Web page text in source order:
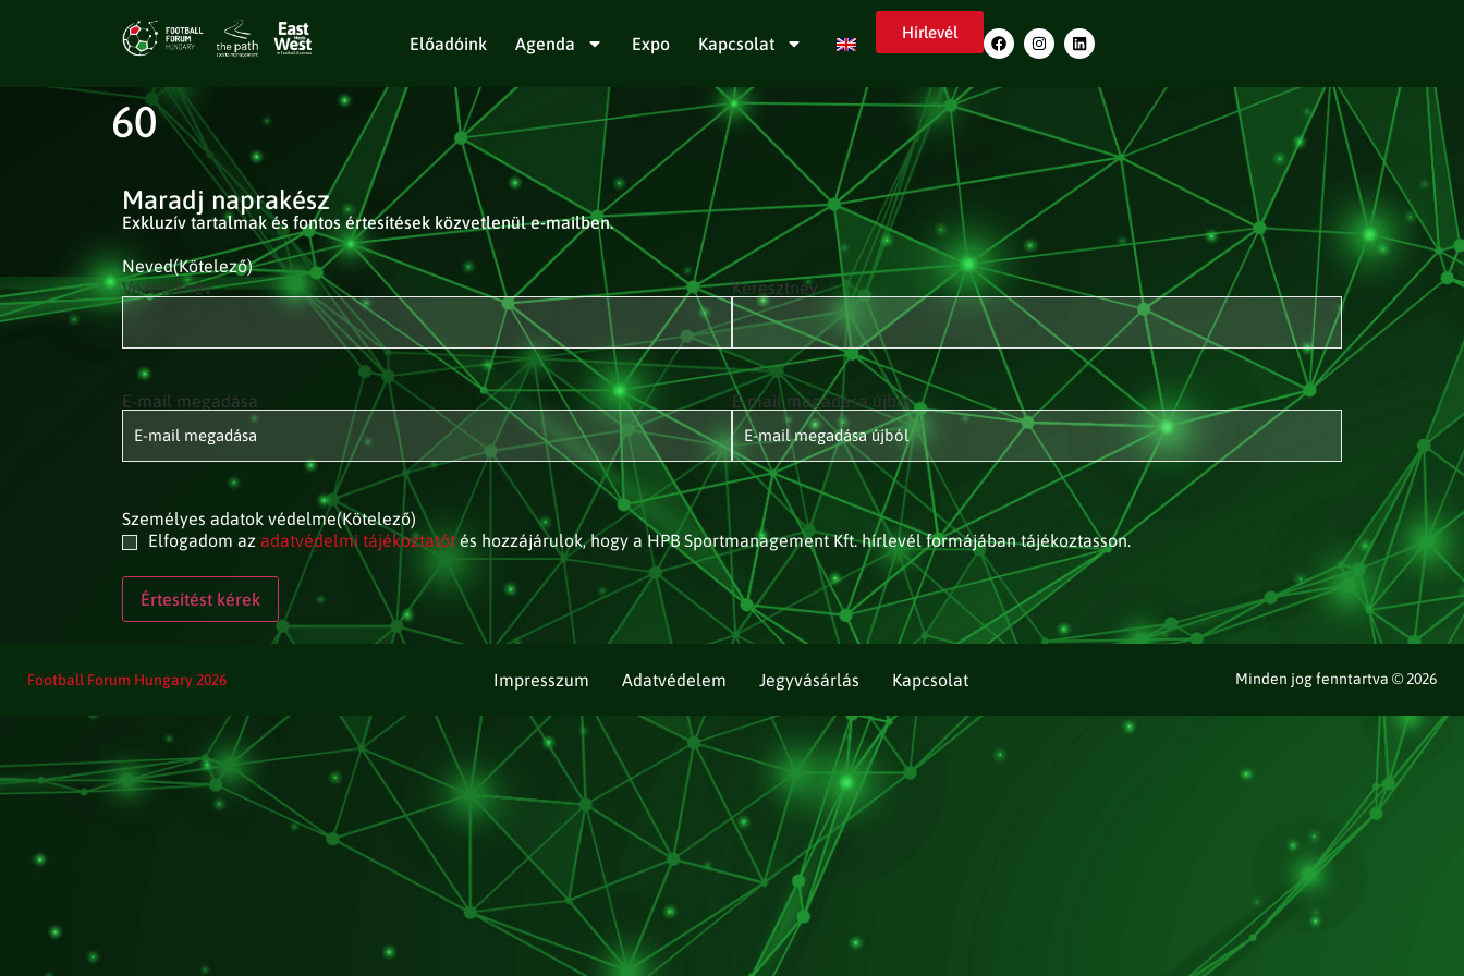
Előadóink Agenda Expo Kapcsolat
Hírlevél
60
Maradj naprakész
Exkluzív tartalmak és fontos értesítések közvetlenül e-mailben.
Neved(Kötelező)
Vezetéknév
Keresztnév
E-mail
címed(Kötelező)
E-mail megadása E-mail megadása újból
Személyes adatok védelme(Kötelező)
Elfogadom az adatvédelmi tájékoztatót és hozzájárulok, hogy a HPB Sportmanagement Kft. hírlevél formájában tájékoztasson.
Football Forum Hungary 2026 Impresszum Adatvédelem Jegyvásárlás Kapcsolat Minden jog fenntartva © 2026